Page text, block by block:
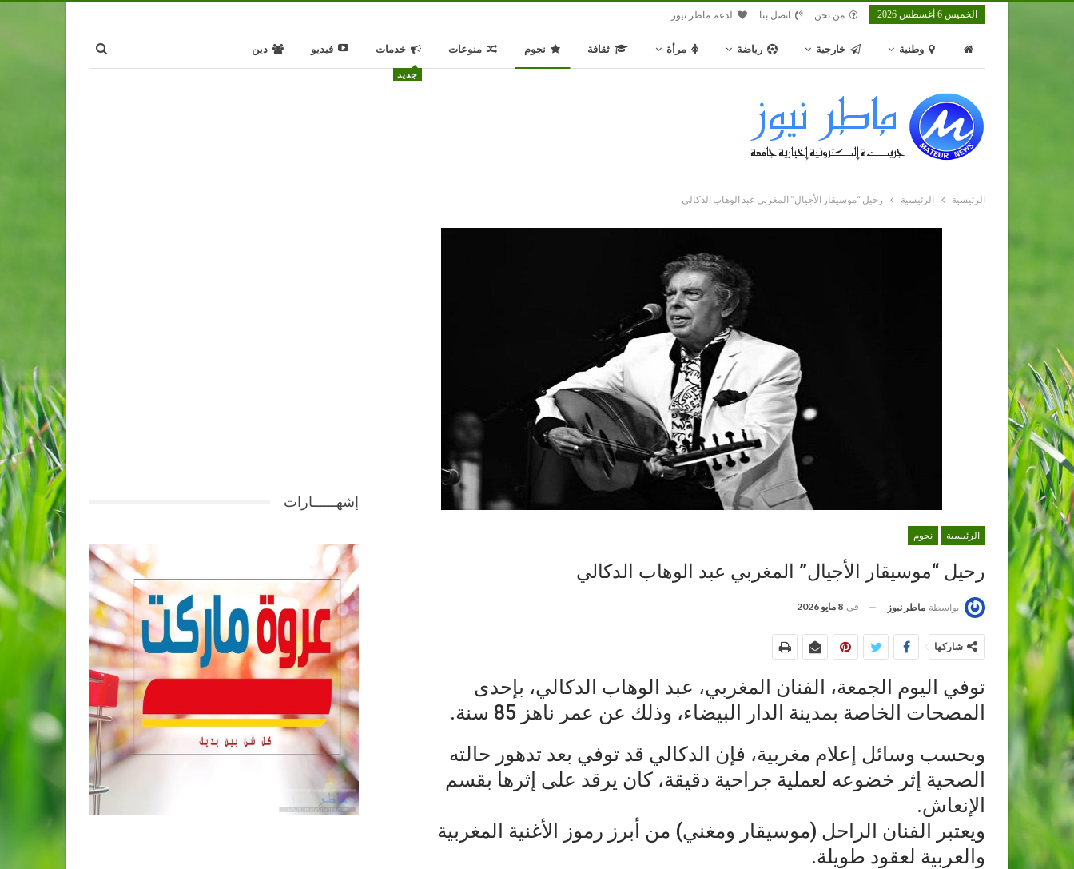
الخميس 6 أغسطس 2026 من نحن اتصل بنا لدعم ماطر نيوز
وطنية خارجية رياضة مرأة ثقافة نجوم منوعات خدمات
جديد
فيديو دين
الرئيسية الرئيسية رحيل “موسيقار الأجيال” المغربي عبد الوهاب الدكالي
الرئيسية نجوم
رحيل “موسيقار الأجيال” المغربي عبد الوهاب الدكالي
بواسطة ماطر نيوز في 8 مايو 2026
شاركها
توفي اليوم الجمعة، الفنان المغربي، عبد الوهاب الدكالي، بإحدى
المصحات الخاصة بمدينة الدار البيضاء، وذلك عن عمر ناهز 85 سنة.
وبحسب وسائل إعلام مغربية، فإن الدكالي قد توفي بعد تدهور حالته
الصحية إثر خضوعه لعملية جراحية دقيقة، كان يرقد على إثرها بقسم
الإنعاش.
ويعتبر الفنان الراحل (موسيقار ومغني) من أبرز رموز الأغنية المغربية
والعربية لعقود طويلة.
إشهــــــارات